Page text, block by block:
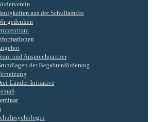
aus der Schulfamilie
gedenken
und Ansprechpartner
der Begabtenförderung
Länder-Initiative